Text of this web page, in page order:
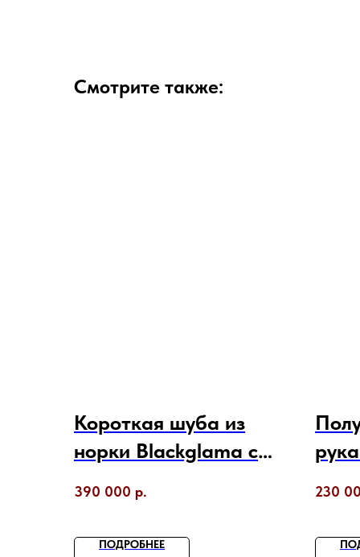
Смотрите также:
Короткая шуба из
норки Blackglama с
390 000 р.
ПОДРОБНЕЕ
230